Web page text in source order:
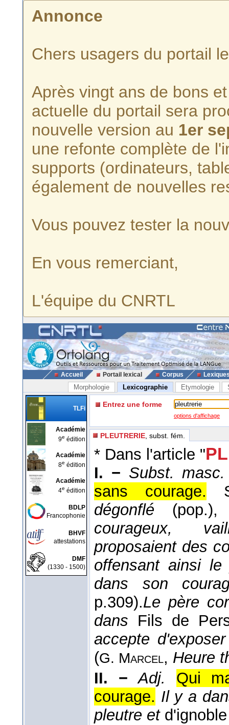
Annonce
Chers usagers du portail
Après vingt ans de bons
actuelle du portail sera
nouvelle version au 1er
une refonte complète de
supports (ordinateurs,
également de nouvelles
Vous pouvez tester la
En vous remerciant,
L'équipe du CNRTL
Accueil Portail lexical Corpus
Morphologie Lexicographie Etymologie
TLFi
Académie
9e édition
Académie
8e édition
Académie
4e édition
BDLP
Francophonie
BHVF
attestations
DMF
(1330 - 1500)
Entrez une forme
options d'affichage
PLEUTRERIE , subst. fém.
* Dans l'article "
I. − Subst. masc.
sans courage.
dégonflé
courageux,
proposaient des
offensant ainsi
dans son
p.309).Le père
dans Fils de
accepte
(G. Marcel, Heure
II. −
Adj.
Qui
courage. Il y a
pleutre et